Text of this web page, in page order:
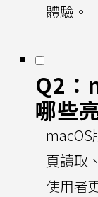
體驗。
Q2：
哪些
頁讀取
使用者